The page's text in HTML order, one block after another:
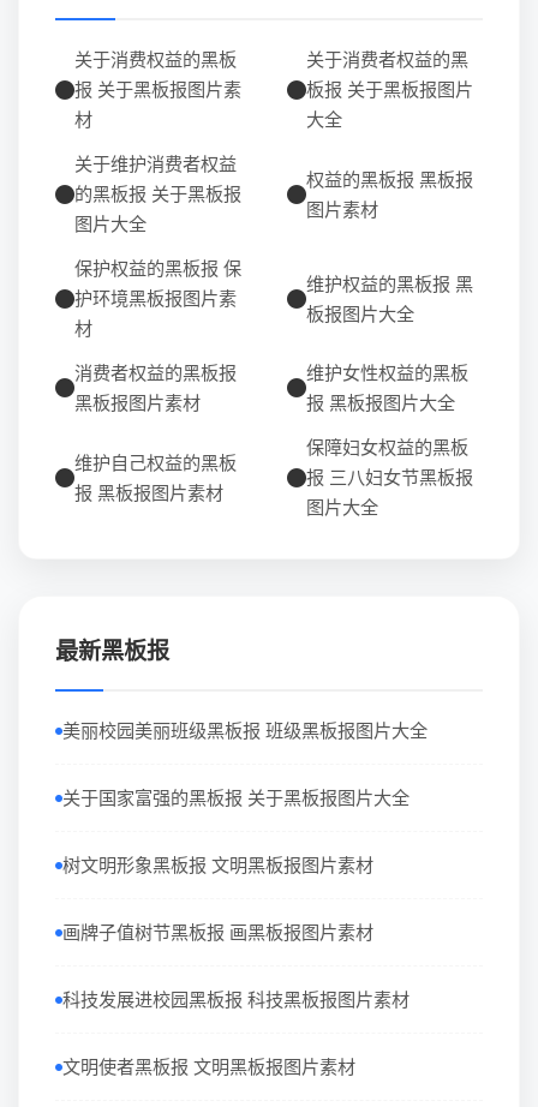
关于消费权益的黑板
报 关于黑板报图片素
材
关于消费者权益的黑
板报 关于黑板报图片
大全
关于维护消费者权益
的黑板报 关于黑板报
图片大全
权益的黑板报 黑板报
图片素材
保护权益的黑板报 保
护环境黑板报图片素
材
维护权益的黑板报 黑
板报图片大全
消费者权益的黑板报
黑板报图片素材
维护女性权益的黑板
报 黑板报图片大全
维护自己权益的黑板
报 黑板报图片素材
保障妇女权益的黑板
报 三八妇女节黑板报
图片大全
最新黑板报
美丽校园美丽班级黑板报 班级黑板报图片大全
关于国家富强的黑板报 关于黑板报图片大全
树文明形象黑板报 文明黑板报图片素材
画牌子值树节黑板报 画黑板报图片素材
科技发展进校园黑板报 科技黑板报图片素材
文明使者黑板报 文明黑板报图片素材